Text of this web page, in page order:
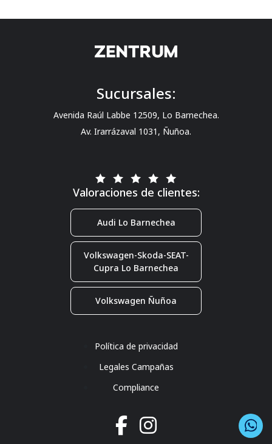
Valoraciones de clientes:
Audi Lo Barnechea
Volkswagen-Skoda-SEAT-
Cupra Lo Barnechea
Volkswagen Ñuñoa
Sucursales:
Avenida Raúl Labbe 12509, Lo Barnechea.
Av. Irarrázaval 1031, Ñuñoa.
Política de privacidad
Legales Campañas
Compliance